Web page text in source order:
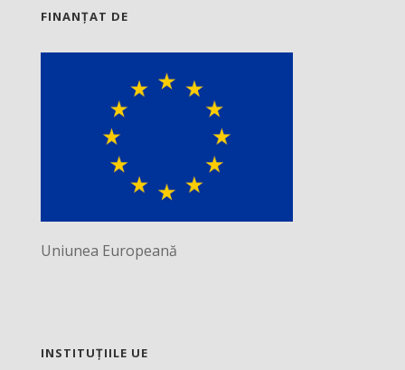
FINANȚAT DE
Uniunea Europeană
INSTITUȚIILE UE